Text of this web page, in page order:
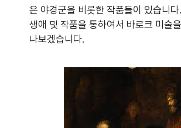
은 야경군을 비롯한 작품들이 있습니
생애 및 작품을 통하여서 바로크 미술
나보겠습니다.